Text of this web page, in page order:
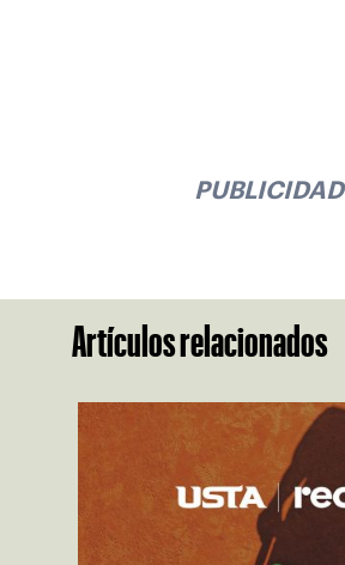
PUBLICIDAD
Artículos relacionados